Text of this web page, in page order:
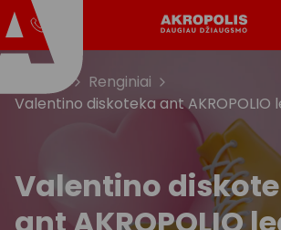
Renginiai
Valentino diskoteka ant AKROPOLIO
Valentino